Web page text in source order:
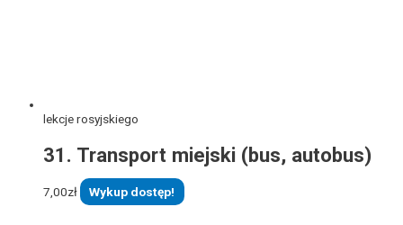
lekcje rosyjskiego
31. Transport miejski (bus, autobus)
7,00zł Wykup dostęp!